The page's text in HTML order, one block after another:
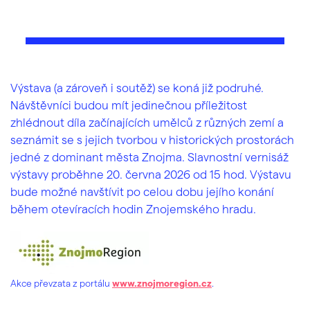
Výstava (a zároveň i soutěž) se koná již podruhé.
Návštěvníci budou mít jedinečnou příležitost
zhlédnout díla začínajících umělců z různých zemí a
seznámit se s jejich tvorbou v historických prostorách
jedné z dominant města Znojma. Slavnostní vernisáž
výstavy proběhne 20. června 2026 od 15 hod. Výstavu
bude možné navštívit po celou dobu jejího konání
během otevíracích hodin Znojemského hradu.
Akce převzata z portálu www.znojmoregion.cz.